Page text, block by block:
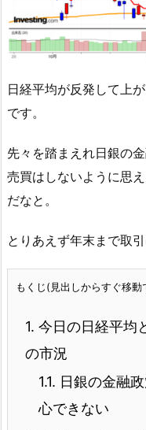
日経平均が反発して上
です。
先々を踏まえれ日銀の
売買はしないように思
だなと。
とりあえず年末まで取
もくじ(見出しからすぐ移動
1. 今日の日経平均
の市況
1.1. 日銀の金融
心できない